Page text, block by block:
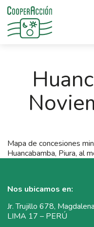
Mapa de concesiones
Huancabamba, Piura, al
Nos ubicamos en:
Jr. Trujillo 678,
LIMA 17 – PERÚ